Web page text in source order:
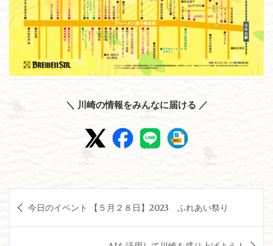
＼ 川崎の情報をみんなに届ける ／
稿 今日のイベント 【５月２８日】2023 ふれあい祭り